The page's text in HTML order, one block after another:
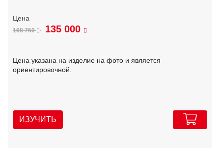
168 750 135 000
Цена указана на изделие на фото и является
ориентировочной.
ИЗУЧИТЬ